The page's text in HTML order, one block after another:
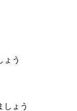
ょう
しょう